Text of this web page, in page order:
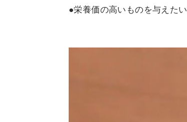
●栄養価の高いものを与えたい